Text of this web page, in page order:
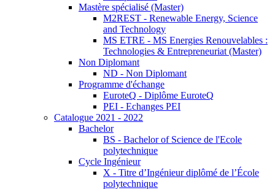
Mastère spécialisé (Master)
M2REST - Renewable Energy, Science
and Technology
MS ETRE - MS Energies Renouvelables :
Technologies & Entrepreneuriat (Master)
Non Diplomant
ND - Non Diplomant
Programme d'échange
EuroteQ - Diplôme EuroteQ
PEI - Echanges PEI
Catalogue 2021 - 2022
Bachelor
BS - Bachelor of Science de l'Ecole
polytechnique
Cycle Ingénieur
X - Titre d’Ingénieur diplômé de l’École
polytechnique